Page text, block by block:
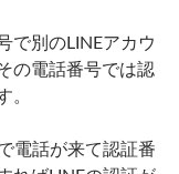
で別のLINEアカウ
の電話番号では認
。
電話が来て認証番